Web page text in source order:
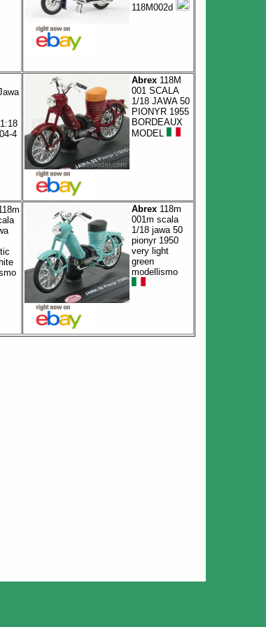
118M002d
4
Abrex118M
001 SCALA
1/18 JAWA 50
PIONYR 1955
BORDEAUX
MODEL
Abrex118m
001m scala
1/18 jawa 50
pionyr 1950
very light
green
modellismo